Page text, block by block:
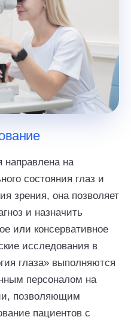
направлена на
состояния глаз и
зрения, она позволяет
и назначить
или консервативное
исследования в
глаза» выполняются
персоналом на
позволяющим
пациентов с